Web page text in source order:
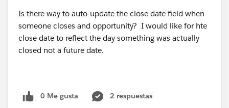
Is there way to auto-update the close date field when
someone closes and opportunity? I would like for hte
close date to reflect the day something was actually
closed not a future date.
0 Me gusta
2 respuestas